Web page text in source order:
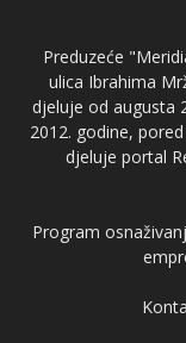
Preduzeće
ulica Ibrahima
djeluje od augusta
2012. godine,
djeluje portal
Program